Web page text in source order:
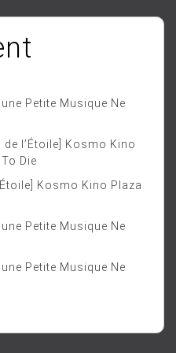
Petite Musique Ne
de l’Étoile] Kosmo Kino
Die
Kosmo Kino Plaza
Petite Musique Ne
Petite Musique Ne